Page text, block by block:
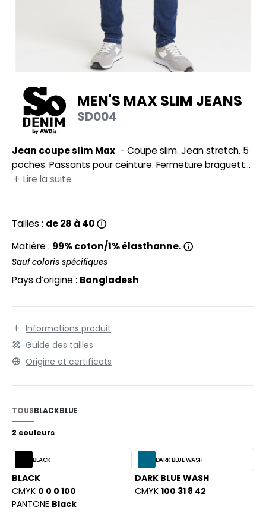
DE SERIE
VISIBILITE
MODULABLES
DE MAISON
IN EUROPE
SHOPPING
VETEMENTS
SI ON L'APPELAIT FRANCIS
HALES
OF THE LOOM VINTAGE
- BLANKS
MEN'S MAX SLIM JEANS
SD004
Jean coupe slim Max
poches. Passants pour ceinture. Fermeture braguette
et bouton. Rivets en métal au coin des poches.
Lire la suite
Tailles : de 28 à 40
Matière : 99% coton/1% élasthanne.
Sauf coloris spécifiques
Pays d’origine : Bangladesh
Informations produit
Guide des tailles
Origine et certificats
TOUSBLACKBLUE
2 couleurs
BLACK
BLACK
CMYK 0 0 0 100
PANTONE Black
DARK BLUE WASH
DARK BLUE WASH
CMYK 100 31 8 42